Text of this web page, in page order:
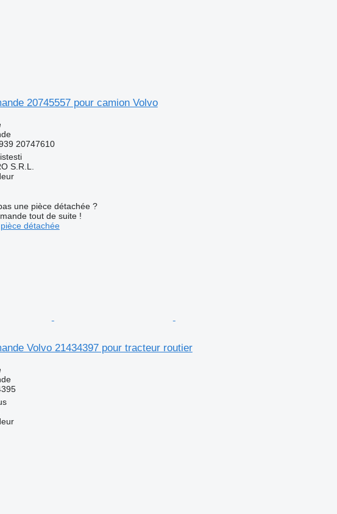
20745557 pour camion Volvo
20747610
S.R.L.
une pièce détachée ?
tout de suite !
détachée
Volvo 21434397 pour tracteur routier